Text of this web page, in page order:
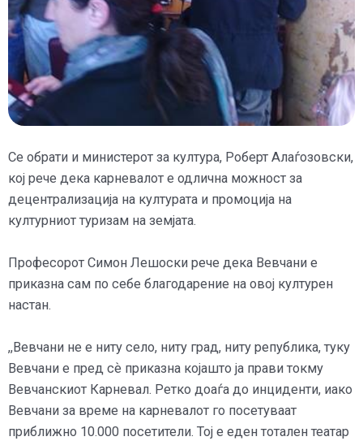
Се обрати и министерот за култура, Роберт Алаѓозовски,
кој рече дека карневалот е одлична можност за
децентрализација на културата и промоција на
културниот туризам на земјата.
Професорот Симон Лешоски рече дека Вевчани е
приказна сам по себе благодарение на овој културен
настан.
,,Вевчани не е ниту село, ниту град, ниту република, туку
Вевчани е пред сѐ приказна којашто ја прави токму
Вевчанскиот Карневал. Ретко доаѓа до инциденти, иако
Вевчани за време на карневалот го посетуваат
приближно 10.000 посетители. Тој е еден тотален театар